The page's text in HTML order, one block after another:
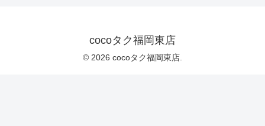
cocoタク福岡東店
© 2026 cocoタク福岡東店.